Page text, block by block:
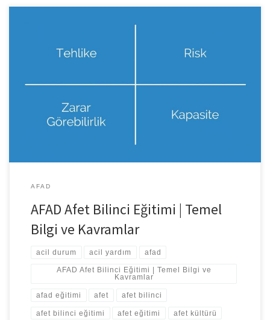
AFAD Birey ve Aileler İçin Afet Bilinci Eğitimine Hoş Geldiniz
azaltılması, DASK ve zorunlu deprem sigortası, Afet ve acil durum
aile planı, Afet ve acil […]
AFAD
AFAD Afet Bilinci Eğitimi | Temel
Bilgi ve Kavramlar
acil durum acil yardım afad
AFAD Afet Bilinci Eğitimi | Temel Bilgi ve
Kavramlar
afad eğitimi afet afet bilinci
afet bilinci eğitimi afet eğitimi afet kültürü